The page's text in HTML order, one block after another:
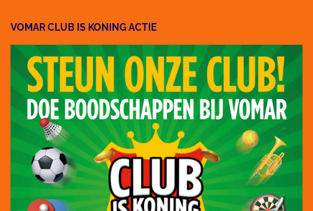
VOMAR CLUB IS KONING ACTIE